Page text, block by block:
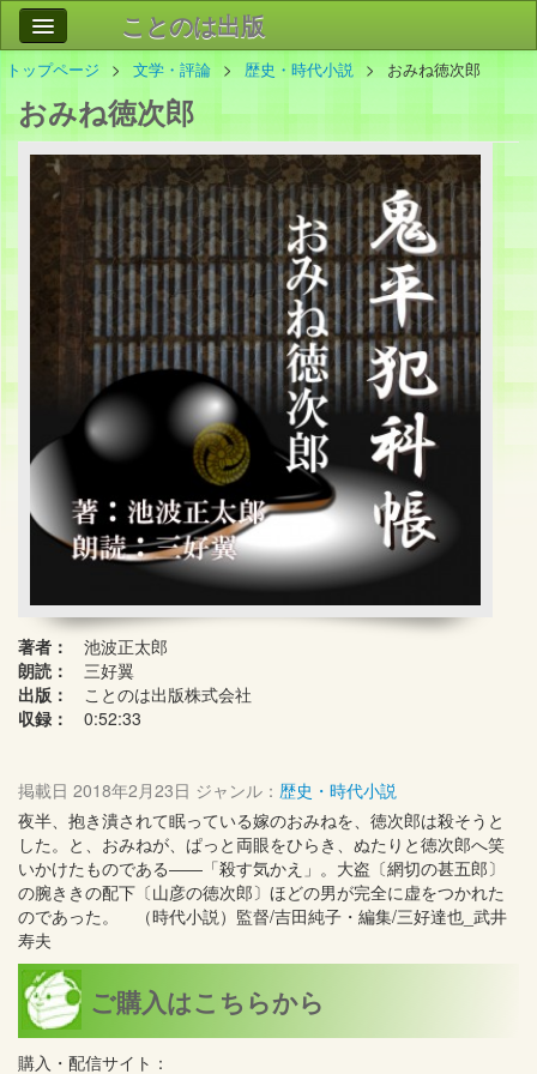
ことのは出版
作品
事業案内
会社情報
お問い合わせ
検索
トップページ 文学・評論 歴史・時代小説 おみね徳次郎
おみね徳次郎
著者：
池波正太郎
朗読：
三好翼
出版：
ことのは出版株式会社
収録：
0:52:33
掲載日 2018年2月23日 ジャンル： 歴史・時代小説
夜半、抱き潰されて眠っている嫁のおみねを、徳次郎は殺そうと
した。と、おみねが、ぱっと両眼をひらき、ぬたりと徳次郎へ笑
いかけたものである――「殺す気かえ」。大盗〔網切の甚五郎〕
の腕ききの配下〔山彦の徳次郎〕ほどの男が完全に虚をつかれた
のであった。 （時代小説）監督/吉田純子・編集/三好達也_武井
寿夫
ご購入はこちらから
購入・配信サイト：